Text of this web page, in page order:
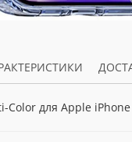
Color для Apple